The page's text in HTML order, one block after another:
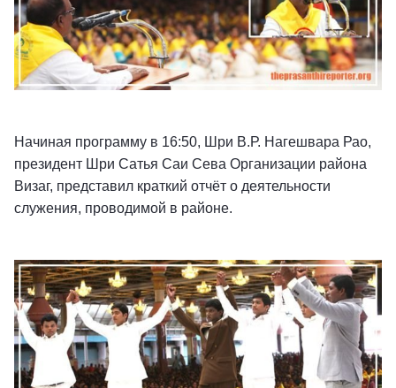
Начиная программу в 16:50, Шри В.Р. Нагешвара Рао,
президент Шри Сатья Саи Сева Организации района
Визаг, представил краткий отчёт о деятельности
служения, проводимой в районе.